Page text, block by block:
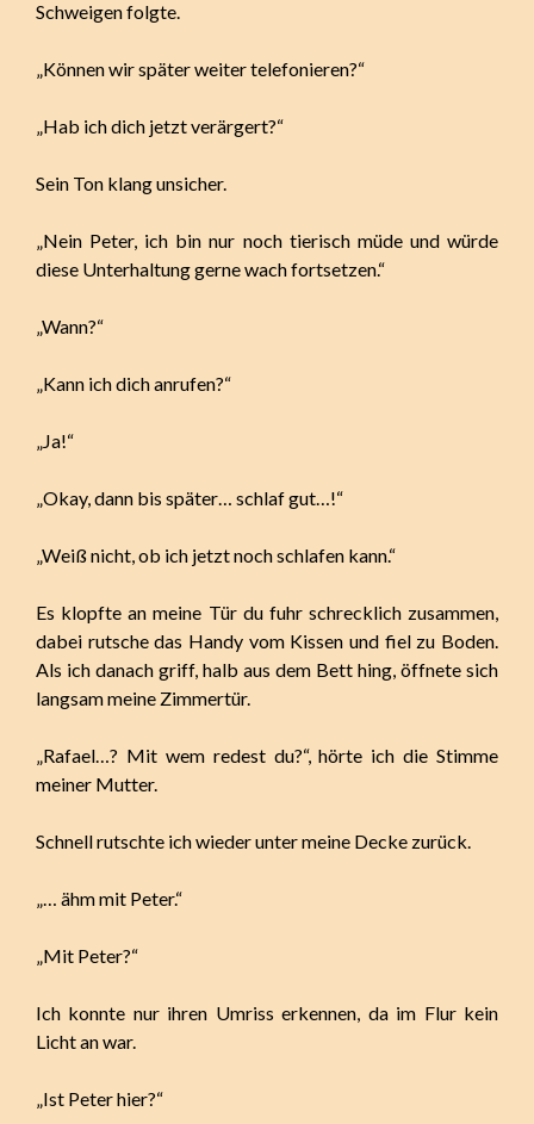
Schweigen folgte.
„Können wir später weiter telefonieren?“
„Hab ich dich jetzt verärgert?“
Sein Ton klang unsicher.
„Nein Peter, ich bin nur noch tierisch müde und würde
diese Unterhaltung gerne wach fortsetzen.“
„Wann?“
„Kann ich dich anrufen?“
„Ja!“
„Okay, dann bis später… schlaf gut…!“
„Weiß nicht, ob ich jetzt noch schlafen kann.“
Es klopfte an meine Tür du fuhr schrecklich zusammen,
dabei rutsche das Handy vom Kissen und fiel zu Boden.
Als ich danach griff, halb aus dem Bett hing, öffnete sich
langsam meine Zimmertür.
„Rafael…? Mit wem redest du?“, hörte ich die Stimme
meiner Mutter.
Schnell rutschte ich wieder unter meine Decke zurück.
„… ähm mit Peter.“
„Mit Peter?“
Ich konnte nur ihren Umriss erkennen, da im Flur kein
Licht an war.
„Ist Peter hier?“